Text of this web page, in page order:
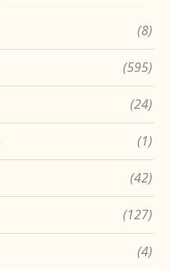
(8)
(595)
(24)
(1)
(42)
(127)
(4)